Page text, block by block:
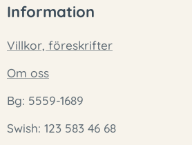
Information
Villkor, föreskrifter
Om oss
Bg: 5559-1689
Swish: 123 583 46 68